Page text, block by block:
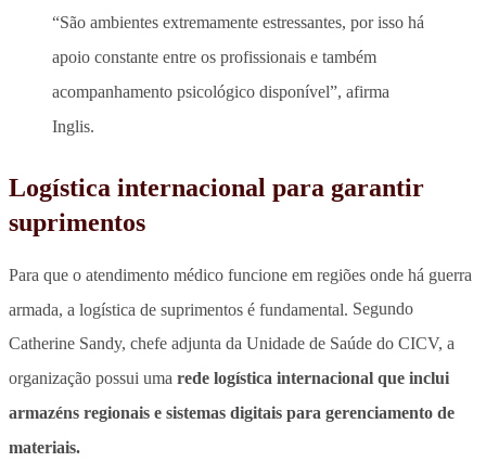
“São ambientes extremamente estressantes, por isso há
apoio constante entre os profissionais e também
acompanhamento psicológico disponível”, afirma
Inglis.
Logística internacional para garantir
suprimentos
Para que o atendimento médico funcione em regiões onde há guerra
armada, a logística de suprimentos é fundamental. Segundo
Catherine Sandy, chefe adjunta da Unidade de Saúde do CICV, a
organização possui uma rede logística internacional que inclui
armazéns regionais e sistemas digitais para gerenciamento de
materiais.